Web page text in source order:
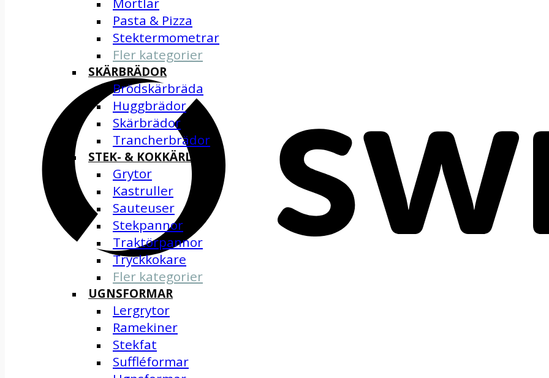
Pasta & Pizza
Stektermometrar
Fler kategorier
SKÄRBRÄDOR
Brödskärbräda
Huggbrädor
Skärbrädor
Trancherbrädor
STEK- & KOKKÄRL
Grytor
Kastruller
Sauteuser
Stekpannor
Traktörpannor
Tryckkokare
Fler kategorier
UGNSFORMAR
Lergrytor
Ramekiner
Stekfat
Suffléformar